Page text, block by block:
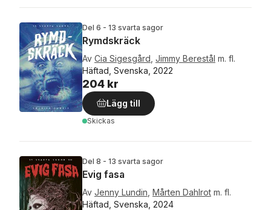
Del 6 - 13 svarta sagor
Rymdskräck
Av Cia Sigesgård Jimmy Berestål m. fl.
Häftad, Svenska, 2022
204 kr
Lägg till
Skickas
Del 8 - 13 svarta sagor
Evig fasa
Av Jenny Lundin Mårten Dahlrot m. fl.
Häftad, Svenska, 2024